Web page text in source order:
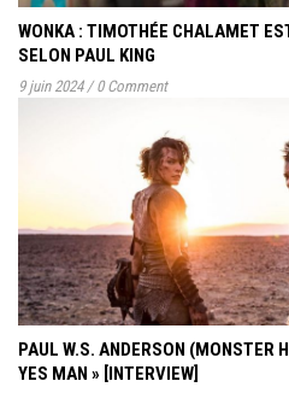
WONKA : TIMOTHÉE CHALAMET
SELON PAUL KING
9 juin 2024 / 0 Comment
PAUL W.S. ANDERSON (MONSTER
YES MAN » [INTERVIEW]